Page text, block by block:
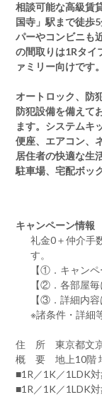
相談可能な高級賃
国寺」駅まで徒歩
パーやコンビニも
の間取りは1Rタイ
ァミリー向けです。
オートロック、防
防犯設備を備えて
ます。システムキ
便座、エアコン、
居住者の快適な生
駐車場、宅配ボッ
キャンペーン情報
礼金0＋仲介手
す。
【①．キャン
【②．各部屋
【③．詳細内
※諸条件・詳細
住 所 東京都文京
概 要 地上10階
■1R／1K／1LDK
■1R／1K／1LDK